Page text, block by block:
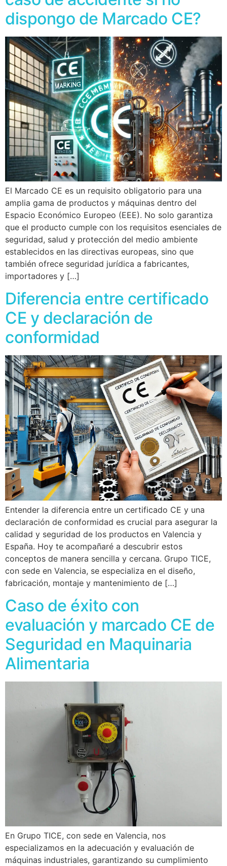
dispongo de Marcado CE?
El Marcado CE es un requisito obligatorio para una
amplia gama de productos y máquinas dentro del
Espacio Económico Europeo (EEE). No solo garantiza
que el producto cumple con los requisitos esenciales de
seguridad, salud y protección del medio ambiente
establecidos en las directivas europeas, sino que
también ofrece seguridad jurídica a fabricantes,
importadores y […]
Diferencia entre certificado
CE y declaración de
conformidad
Entender la diferencia entre un certificado CE y una
declaración de conformidad es crucial para asegurar la
calidad y seguridad de los productos en Valencia y
España. Hoy te acompañaré a descubrir estos
conceptos de manera sencilla y cercana. Grupo TICE,
con sede en Valencia, se especializa en el diseño,
fabricación, montaje y mantenimiento de […]
Caso de éxito con
evaluación y marcado CE de
Seguridad en Maquinaria
Alimentaria
En Grupo TICE, con sede en Valencia, nos
especializamos en la adecuación y evaluación de
máquinas industriales, garantizando su cumplimiento